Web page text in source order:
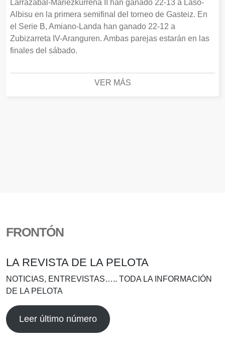
Larrazabal-Mariezkurrena II han ganado 22-13 a Laso-
Albisu en la primera semifinal del torneo de Gasteiz. En
el Serie B, Amiano-Landa han ganado 22-12 a
Zubizarreta IV-Aranguren. Ambas parejas estarán en las
finales del sábado.
VER MÁS
FRONTÓN
LA REVISTA DE LA PELOTA
NOTICIAS, ENTREVISTAS….. TODA LA INFORMACIÓN
DE LA PELOTA
Leer último número